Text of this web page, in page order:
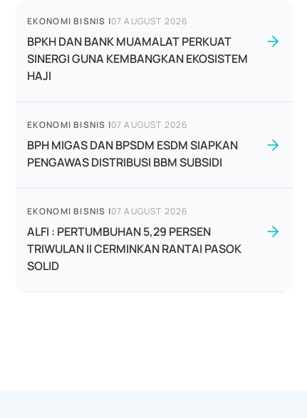
EKONOMI BISNIS |07 AUGUST 2026
BPKH DAN BANK MUAMALAT PERKUAT
SINERGI GUNA KEMBANGKAN EKOSISTEM
HAJI
EKONOMI BISNIS |07 AUGUST 2026
BPH MIGAS DAN BPSDM ESDM SIAPKAN
PENGAWAS DISTRIBUSI BBM SUBSIDI
EKONOMI BISNIS |07 AUGUST 2026
ALFI : PERTUMBUHAN 5,29 PERSEN
TRIWULAN II CERMINKAN RANTAI PASOK
SOLID